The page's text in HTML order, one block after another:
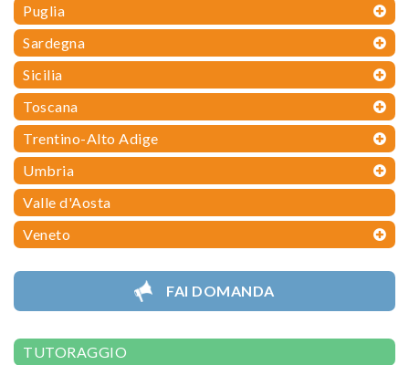
Puglia
Sardegna
Sicilia
Toscana
Trentino-Alto Adige
Umbria
Valle d'Aosta
Veneto
FAI DOMANDA
TUTORAGGIO